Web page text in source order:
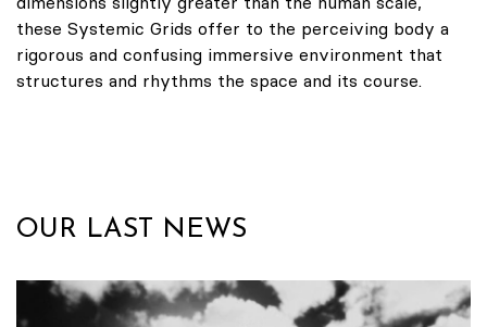
these Systemic Grids offer to the perceiving body a
rigorous and confusing immersive environment that
structures and rhythms the space and its course.
OUR LAST NEWS